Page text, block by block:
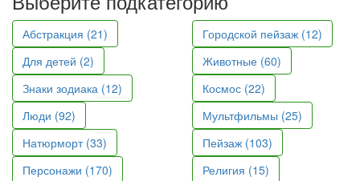
Абстракция (21)
Городской пейзаж (12)
Для детей (2)
Животные (60)
Знаки зодиака (12)
Космос (22)
Люди (92)
Мультфильмы (25)
Натюрморт (33)
Пейзаж (103)
Персонажи (170)
Религия (15)